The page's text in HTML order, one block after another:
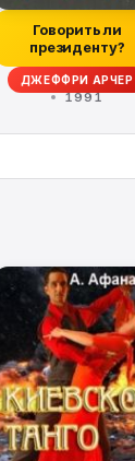
Говорить ли
президенту?
ДЖЕФФРИ АРЧЕР
1991